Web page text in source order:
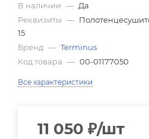
В наличии — Да
Реквизиты —
15
Бренд — Terminus
Код товара — 00-01177050
Все характеристики
11 050 ₽/шт